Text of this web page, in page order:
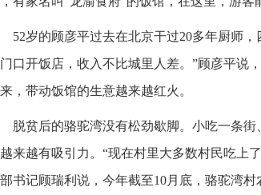
52岁的顾彦平过去在北京干过20多年厨师
口开饭店，收入不比城里人差。”顾彦平说
，带动饭馆的生意越来越红火。
脱贫后的骆驼湾没有松劲歇脚。小吃一条
来越有吸引力。“现在村里大多数村民吃上
书记顾瑞利说，今年截至10月底，骆驼湾村